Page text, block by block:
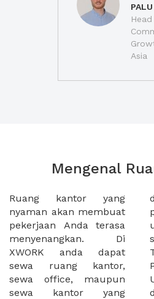
PALU
Asia
Mengenal
Ruang kantor yang
nyaman akan membuat
pekerjaan Anda terasa
menyenangkan. Di
XWORK anda dapat
sewa ruang kantor,
sewa office, maupun
sewa kantor yang
dapat membantu
pengurusan legalitas
usaha baru Anda,
seperti surat domisili,
Tanda Domisili
Perusahaan, Surat Izin
Usaha Perdagangan,
dan atau akte pendirian